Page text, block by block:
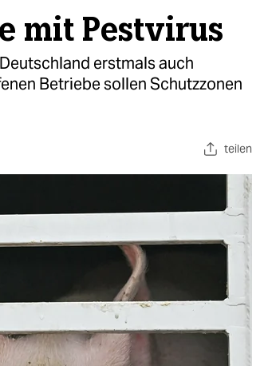
mit Pestvirus
erstmals auch
Betriebe sollen Schutzzonen
teilen